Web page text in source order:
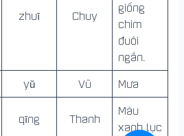
zhuī Chuy
giống
chim
đuôi
ngắn.
yǔ Vũ Mưa
qīng Thanh
Màu
xanh lục